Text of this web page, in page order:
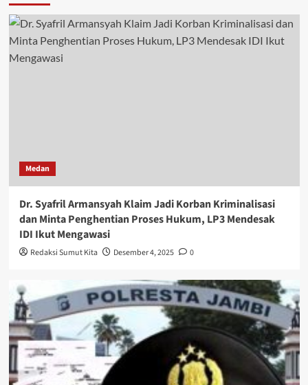
Medan
Dr. Syafril Armansyah Klaim Jadi Korban Kriminalisasi
dan Minta Penghentian Proses Hukum, LP3 Mendesak
IDI Ikut Mengawasi
Redaksi Sumut Kita Desember 4, 2025 0